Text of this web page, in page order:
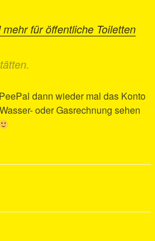
für öffentliche Toiletten
dann wieder mal das Konto
oder Gasrechnung sehen